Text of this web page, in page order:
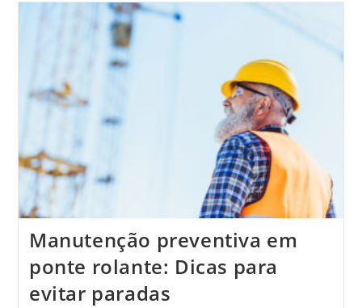
Certos
Para
Práticas
Ao
Ar
Livre
Manutenção preventiva em
ponte rolante: Dicas para
evitar paradas